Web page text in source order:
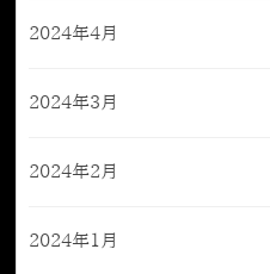
2024年4月
2024年3月
2024年2月
2024年1月